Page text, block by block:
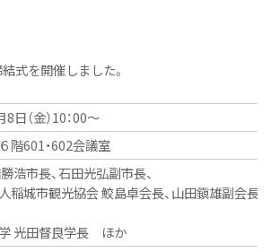
式を開催しました。
日（金）10：00～
階601・602会議室
浩市長、石田光弘副市長、
稲城市観光協会 鮫島卓会長、山田鎭雄副会長
光田督良学長 ほか